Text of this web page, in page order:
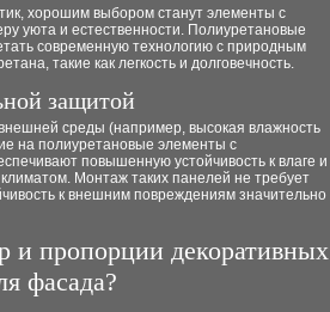
хорошим выбором станут элементы с
уюта и естественности. Полиуретановые
современную технологию с природным
такие как легкость и долговечность.
защитой
среды (например, высокая влажность
на полиуретановые элементы с
повышенную устойчивость к влаге и
Монтаж таких панелей не требует
к внешним повреждениям значительно
и пропорции декоративных
фасада?